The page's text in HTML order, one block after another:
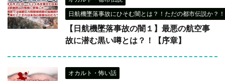
日航機墜落事故にひそむ闇とは？！ただの都市伝説か？
【日航機墜落事故の闇１】最悪の航空事
故に潜む黒い噂とは？！【序章】
オカルト・怖い話